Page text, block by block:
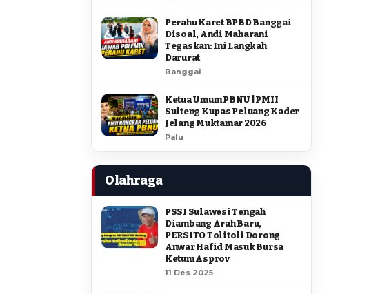
Perahu Karet BPBD Banggai
Disoal, Andi Maharani
Tegaskan: Ini Langkah
Darurat
Banggai
Ketua Umum PBNU | PMII
Sulteng Kupas Peluang Kader
Jelang Muktamar 2026
Palu
Olahraga
PSSI Sulawesi Tengah
Diambang Arah Baru,
PERSITO Tolitoli Dorong
Anwar Hafid Masuk Bursa
Ketum Asprov
11 Des 2025